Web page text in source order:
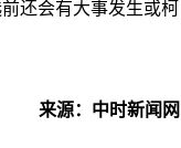
还会有大事发生或柯
来源：中时新闻网